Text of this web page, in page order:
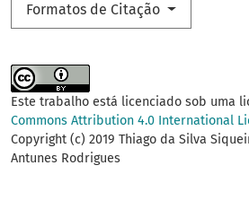
Formatos de Citação
Este trabalho está licenciado sob uma
Commons Attribution 4.0 International
Copyright (c) 2019 Thiago da Silva
Antunes Rodrigues